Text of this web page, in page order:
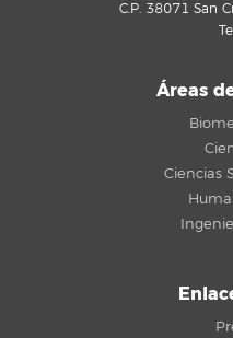
C.P. 38071 San
Áreas
Ciencias